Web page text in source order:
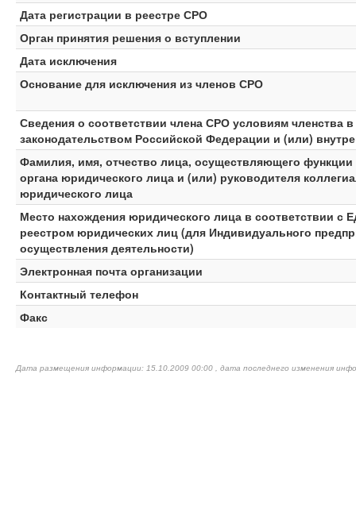
Дата регистрации в реестре СРО
Орган принятия решения о вступлении
Дата исключения
Основание для исключения из членов СРО
Сведения о соответствии члена СРО условиям членства
законодательством Российской Федерации и (или)
Фамилия, имя, отчество лица, осуществляющего функции
органа юридического лица и (или) руководителя
юридического лица
Место нахождения юридического лица в соответствии с
реестром юридических лиц (для Индивидуального
осуществления деятельности)
Электронная почта организации
Контактный телефон
Факс
Дата размещения информации: 15.10.2009 00:00 , дата последнего изменения